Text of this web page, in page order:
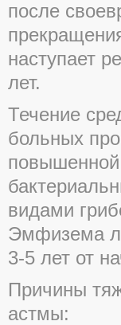
после
наступает
лет.
Течение
больных
видами
Эмфизема
3-5 лет от
Причины
астмы: